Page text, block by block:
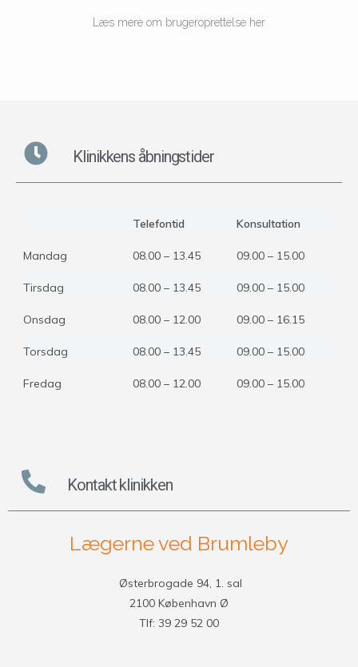
Læs mere om brugeroprettelse her
Klinikkens åbningstider
Telefontid Konsultation
Mandag 08.00 – 13.45 09.00 – 15.00
Tirsdag 08.00 – 13.45 09.00 – 15.00
Onsdag 08.00 – 12.00 09.00 – 16.15
Torsdag 08.00 – 13.45 09.00 – 15.00
Fredag 08.00 – 12.00 09.00 – 15.00
Kontakt klinikken
Lægerne ved Brumleby
Østerbrogade 94, 1. sal
2100 København Ø
Tlf: 39 29 52 00